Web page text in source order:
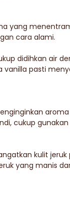
yang
cara alami.
didihkan air
pasti
cukup
kulit
yang manis